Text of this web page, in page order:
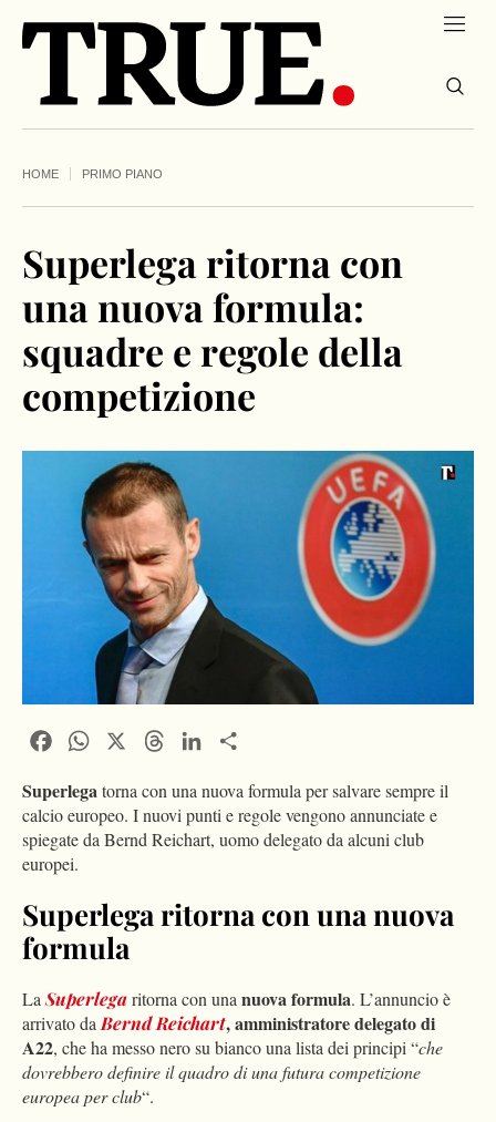
HOME PRIMO PIANO
Superlega ritorna con
una nuova formula:
squadre e regole della
competizione
FacebookWhatsApp ThreadsLinkedIn
Superlegatorna con una nuova formula per salvare sempre il
calcio europeo. I nuovi punti e regole vengono annunciate e
spiegate da Bernd Reichart, uomo delegato da alcuni club
europei.
Superlega ritorna con una nuova
formula
LaSuperlegaritorna con unanuova formula. L’annuncio è
arrivato daBernd Reichart, amministratore delegato di
A22, che ha messo nero su bianco una lista dei principi “che
dovrebbero definire il quadro di una futura competizione
europea per club“.